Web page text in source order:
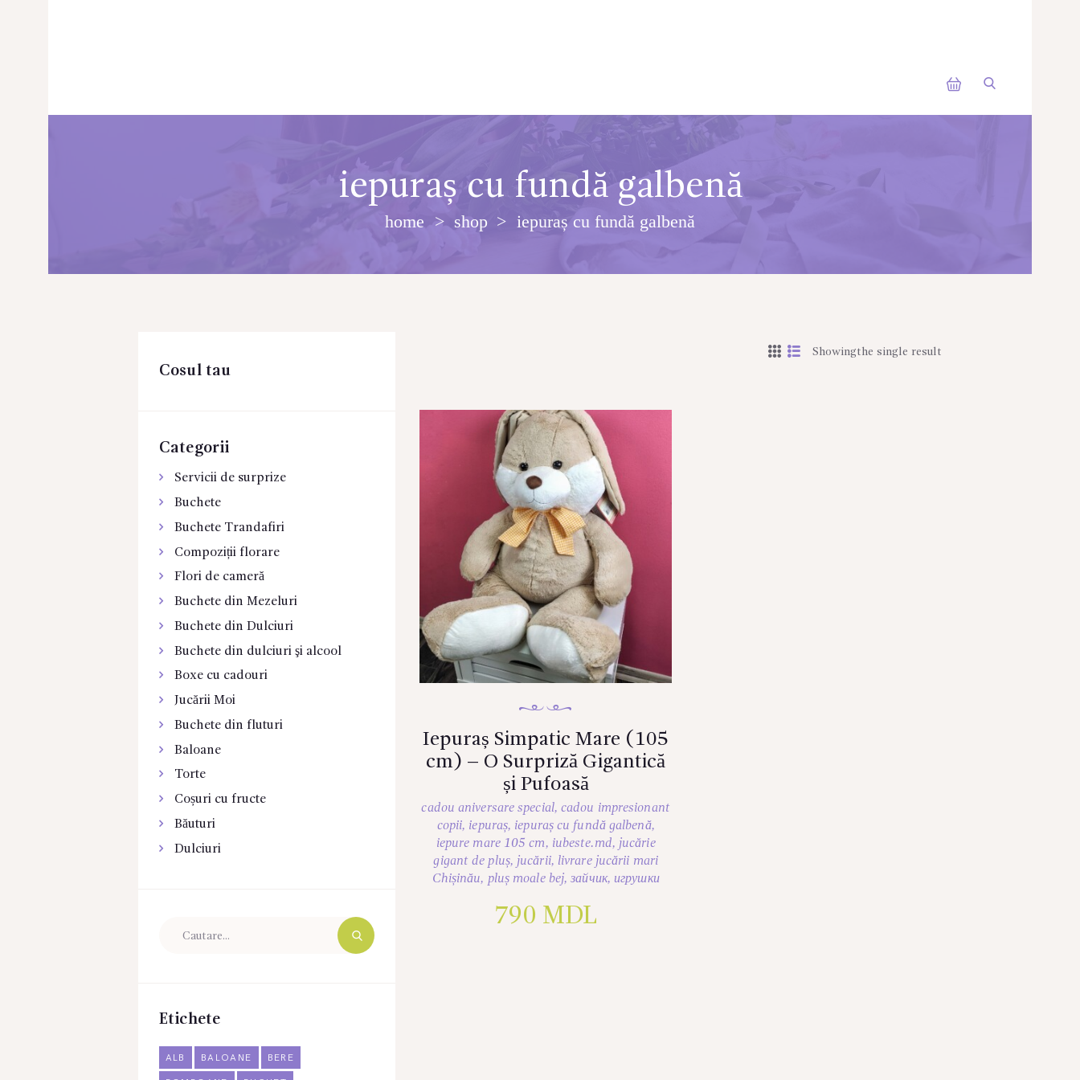
iepuraș cu fundă galbenă
home shop iepuraș cu fundă galbenă
Showingthe single result
Iepuraș Simpatic Mare (105
cm) – O Surpriză Gigantică
și Pufoasă
cadou aniversare special,cadou impresionant
copii, iepuraș, iepuraș cu fundă galbenă,
iepure mare 105 cm, iubeste.md, jucărie
gigant de pluș, jucării, livrare jucării mari
Chișinău, pluș moale bej,зайчик, игрушки
790 MDL
Cosul tau
Categorii
Servicii de surprize
Buchete
Buchete Trandafiri
Compoziții florare
Flori de cameră
Buchete din Mezeluri
Buchete din Dulciuri
Buchete din dulciuri şi alcool
Boxe cu cadouri
Jucării Moi
Buchete din fluturi
Baloane
Torte
Coșuri cu fructe
Băuturi
Dulciuri
Etichete
ALB BALOANE BERE